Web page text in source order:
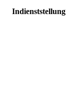
Indienststellung